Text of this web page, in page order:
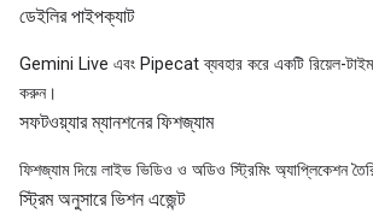
ডেইলির পাইপক্যাট
Gemini Live এবং Pipecat ব্যবহার করে একটি রিয়েল-
করুন।
সফটওয়্যার ম্যানশনের ফিশজ্যাম
ফিশজ্যাম দিয়ে লাইভ ভিডিও ও অডিও স্ট্রিমিং অ্যাপ্লিকেশন
স্ট্রিম অনুসারে ভিশন এজেন্ট